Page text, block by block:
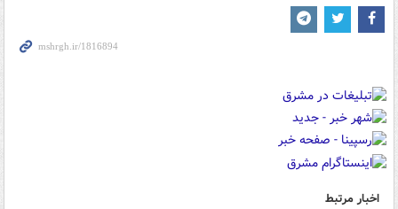
اخبار مرتبط